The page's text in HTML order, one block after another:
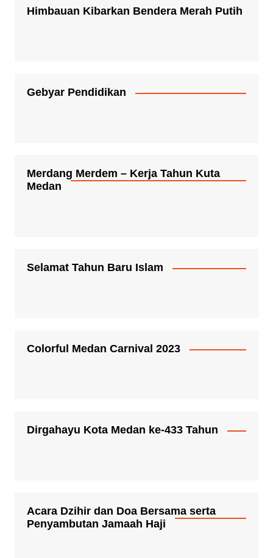
Himbauan Kibarkan Bendera Merah Putih
Gebyar Pendidikan
Merdang Merdem – Kerja Tahun Kuta
Medan
Selamat Tahun Baru Islam
Colorful Medan Carnival 2023
Dirgahayu Kota Medan ke-433 Tahun
Acara Dzihir dan Doa Bersama serta
Penyambutan Jamaah Haji